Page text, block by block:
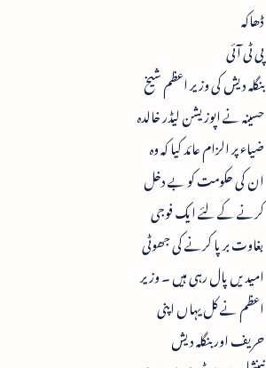
ڈھاکہ
پی ٹی آئی
بنگلہ دیش کی وزیر اعظم شیخ
حسینہ نے اپوزیشن لیڈر خالدہ
ضیاء پر الزام عائد کیا کہ وہ
ان کی حکومت کو بے دخل
کرنے کے لئے ایک فوجی
بغاوت برپا کرنے کی جھوٹی
امیدیں پال رہی ہیں ۔ وزیر
اعظم نے کل یہاں اپنی
حریف اور بنگلہ دیش